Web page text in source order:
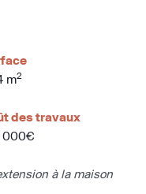
m2
des travaux
000€
à la maison